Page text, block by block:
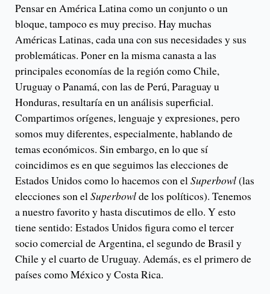
Pensar en América Latina como un conjunto o un
bloque, tampoco es muy preciso. Hay muchas
Américas Latinas, cada una con sus necesidades y sus
problemáticas. Poner en la misma canasta a las
principales economías de la región como Chile,
Uruguay o Panamá, con las de Perú, Paraguay u
Honduras, resultaría en un análisis superficial.
Compartimos orígenes, lenguaje y expresiones, pero
somos muy diferentes, especialmente, hablando de
temas económicos. Sin embargo, en lo que sí
coincidimos es en que seguimos las elecciones de
Estados Unidos como lo hacemos con elSuperbowl(las
elecciones son elSuperbowlde los políticos). Tenemos
a nuestro favorito y hasta discutimos de ello. Y esto
tiene sentido: Estados Unidos figura como el tercer
socio comercial de Argentina, el segundo de Brasil y
Chile y el cuarto de Uruguay. Además, es el primero de
países como México y Costa Rica.